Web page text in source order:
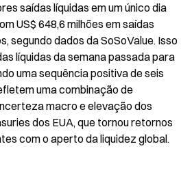
saídas líquidas em um único dia
US$ 648,6 milhões em saídas
segundo dados da SoSoValue. Isso
líquidas da semana passada para
uma sequência positiva de seis
uma combinação de
macro e elevação dos
dos EUA, que tornou retornos
com o aperto da liquidez global.